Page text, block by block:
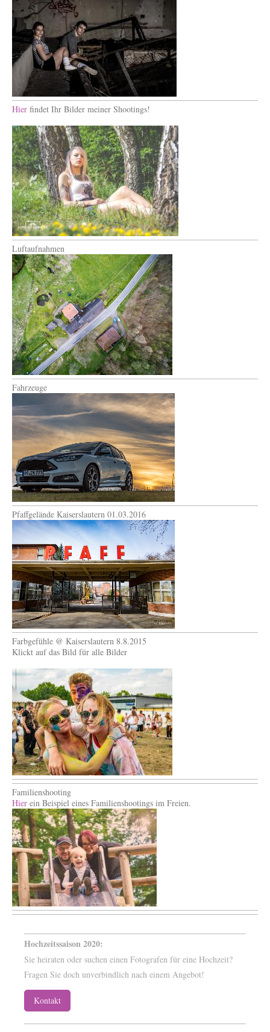
Hier findet Ihr Bilder meiner Shootings!
Luftaufnahmen
Fahrzeuge
Pfaffgelände Kaiserslautern 01.03.2016
Farbgefühle @ Kaiserslautern 8.8.2015
Klickt auf das Bild für alle Bilder
Familienshooting
Hier ein Beispiel eines Familienshootings im Freien.
Hochzeitssaison 2020:
Sie heiraten oder suchen einen Fotografen für eine Hochzeit?
Fragen Sie doch unverbindlich nach einem Angebot!
Kontakt